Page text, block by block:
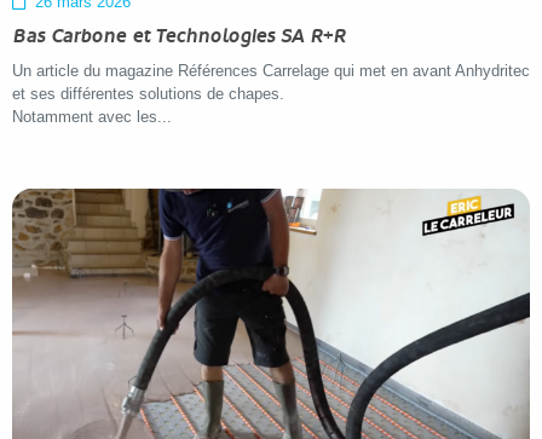
Bas Carbone et Technologies SA R+R
Un article du magazine Références Carrelage qui met en avant Anhydritec
et ses différentes solutions de chapes.
Notamment avec les...